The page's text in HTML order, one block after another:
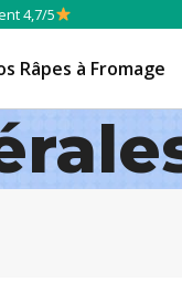
4,7/5
Râpes à Fromage